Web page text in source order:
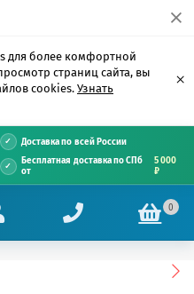
для более комфортной
страниц сайта, вы
cookies. Узнать
×
Доставка по всей России
Бесплатная доставка по СПб
от
5 000
₽
0